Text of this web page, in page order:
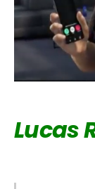
Lucas